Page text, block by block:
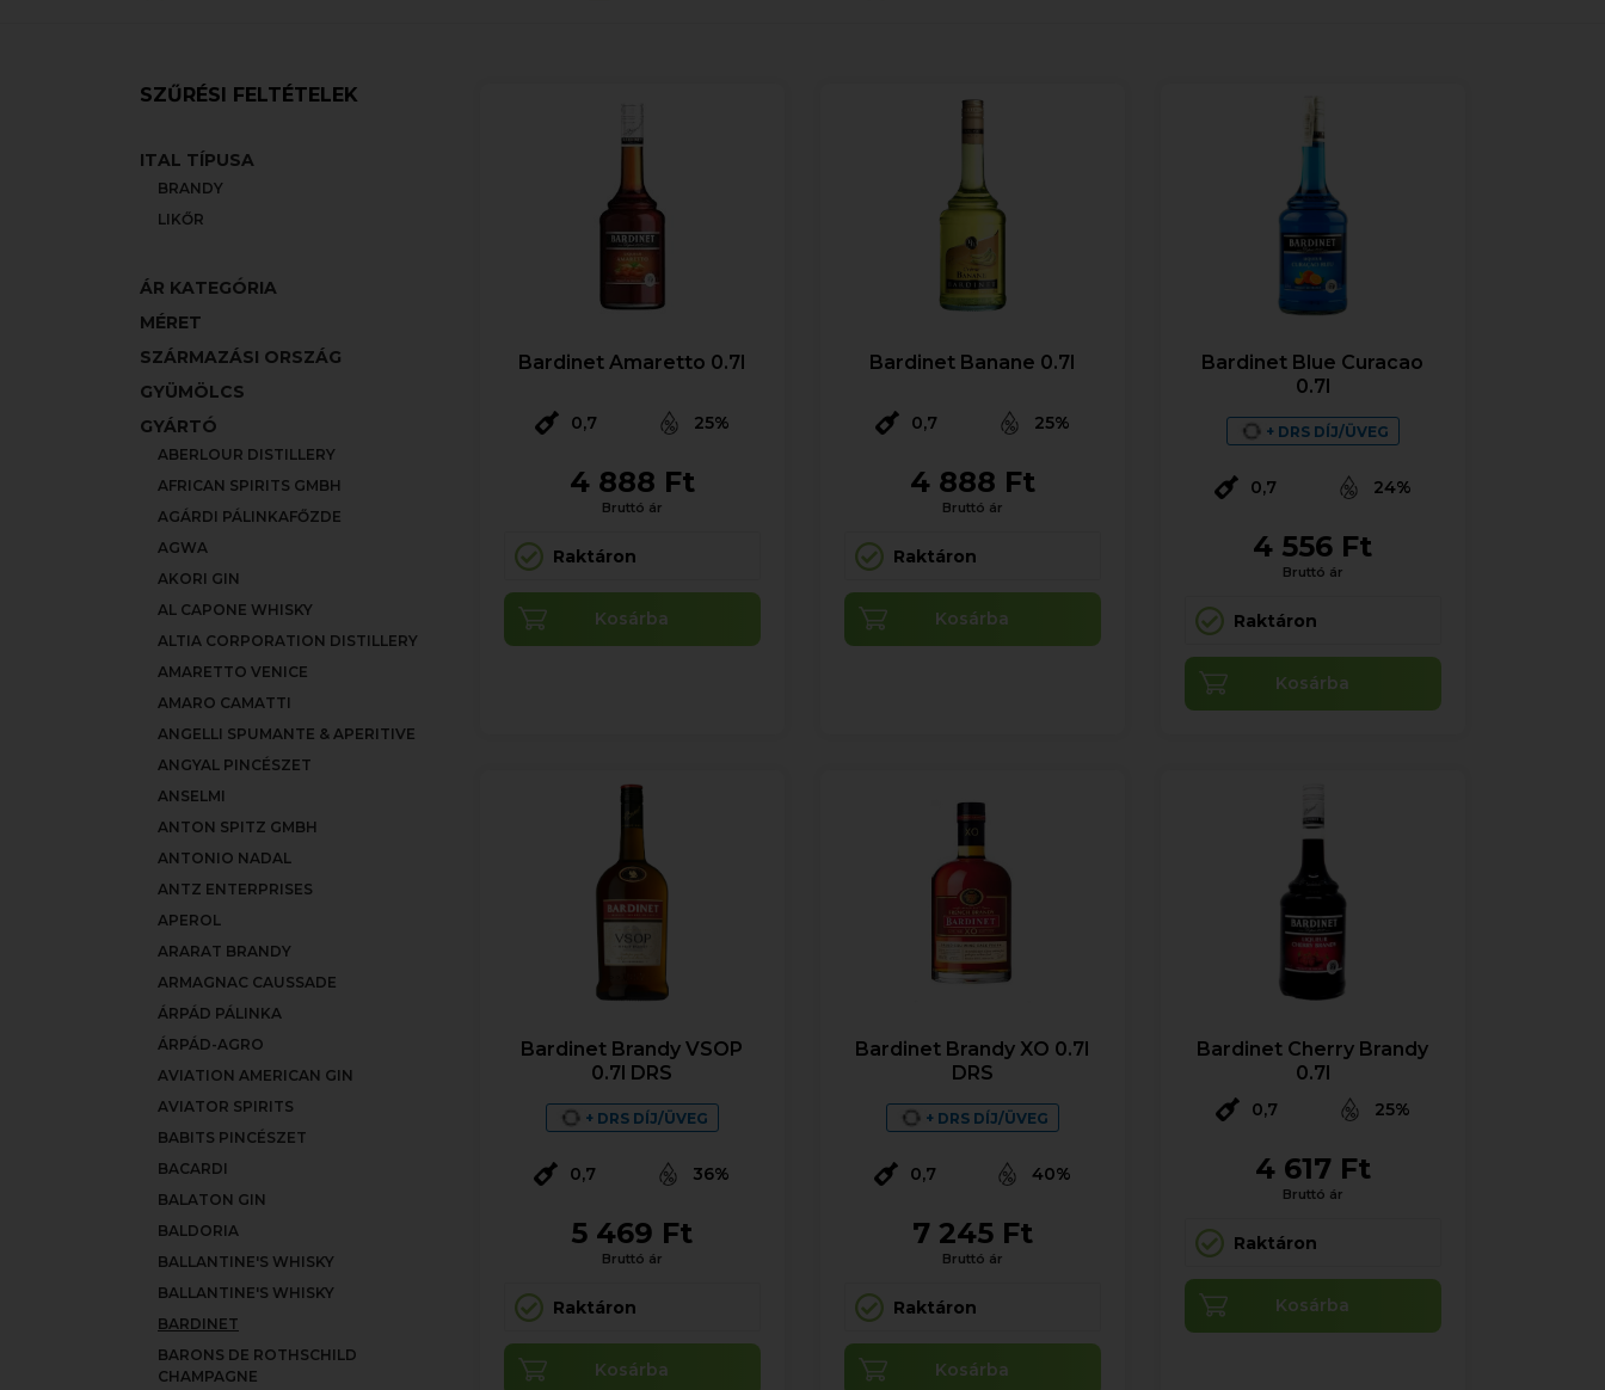
SZŰRÉSI FELTÉTELEK
ITAL TÍPUSA
BRANDY
LIKŐR
ÁR KATEGÓRIA
MÉRET
SZÁRMAZÁSI ORSZÁG
GYÜMÖLCS
GYÁRTÓ
ABERLOUR DISTILLERY
AFRICAN SPIRITS GMBH
AGÁRDI PÁLINKAFŐZDE
AGWA
AKORI GIN
AL CAPONE WHISKY
ALTIA CORPORATION DISTILLERY
AMARETTO VENICE
AMARO CAMATTI
ANGELLI SPUMANTE & APERITIVE
ANGYAL PINCÉSZET
ANSELMI
ANTON SPITZ GMBH
ANTONIO NADAL
ANTZ ENTERPRISES
APEROL
ARARAT BRANDY
ARMAGNAC CAUSSADE
ÁRPÁD PÁLINKA
ÁRPÁD-AGRO
AVIATION AMERICAN GIN
AVIATOR SPIRITS
BABITS PINCÉSZET
BACARDI
BALATON GIN
BALDORIA
BALLANTINE'S WHISKY
BALLANTINE'S WHISKY
BARDINET
BARONS DE ROTHSCHILD
CHAMPAGNE
Bardinet Amaretto 0.7l
0,7 25%
4 888 Ft
Bruttó ár
Raktáron
Kosárba
Bardinet Banane 0.7l
0,7 25%
4 888 Ft
Bruttó ár
Raktáron
Kosárba
Bardinet Blue Curacao
0.7l
+ DRS DÍJ/ÜVEG
0,7 24%
4 556 Ft
Bruttó ár
Raktáron
Kosárba
Bardinet Brandy VSOP
0.7l DRS
+ DRS DÍJ/ÜVEG
0,7 36%
5 469 Ft
Bruttó ár
Raktáron
Kosárba
Bardinet Brandy XO 0.7l
DRS
+ DRS DÍJ/ÜVEG
0,7 40%
7 245 Ft
Bruttó ár
Raktáron
Kosárba
Bardinet Cherry Brandy
0.7l
0,7 25%
4 617 Ft
Bruttó ár
Raktáron
Kosárba